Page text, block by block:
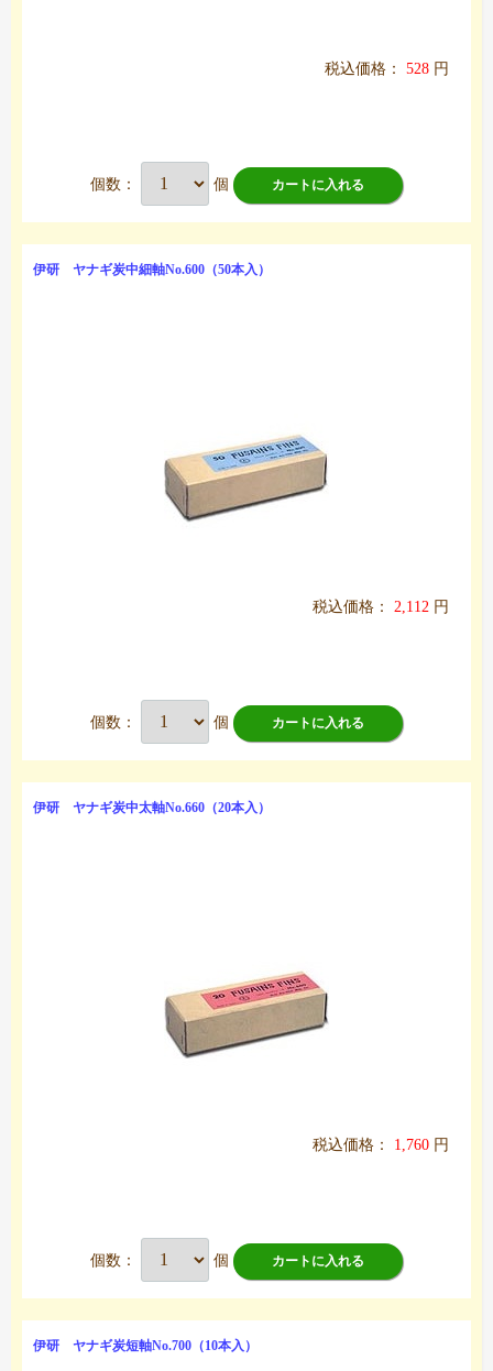
税込価格： 528 円
個数： 個 カートに入れる
伊研 ヤナギ炭中細軸No.600（50本入）
税込価格： 2,112 円
個数： 個 カートに入れる
伊研 ヤナギ炭中太軸No.660（20本入）
税込価格： 1,760 円
個数： 個 カートに入れる
伊研 ヤナギ炭短軸No.700（10本入）